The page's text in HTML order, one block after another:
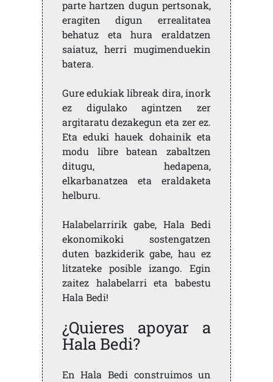
parte hartzen dugun pertsonak,
eragiten digun errealitatea
behatuz eta hura eraldatzen
saiatuz, herri mugimenduekin
batera.
Gure edukiak libreak dira, inork
ez digulako agintzen zer
argitaratu dezakegun eta zer ez.
Eta eduki hauek dohainik eta
modu libre batean zabaltzen
ditugu, hedapena,
elkarbanatzea eta eraldaketa
helburu.
Halabelarririk gabe, Hala Bedi
ekonomikoki sostengatzen
duten bazkiderik gabe, hau ez
litzateke posible izango. Egin
zaitez halabelarri eta babestu
Hala Bedi!
¿Quieres apoyar a
Hala Bedi?
En Hala Bedi construimos un